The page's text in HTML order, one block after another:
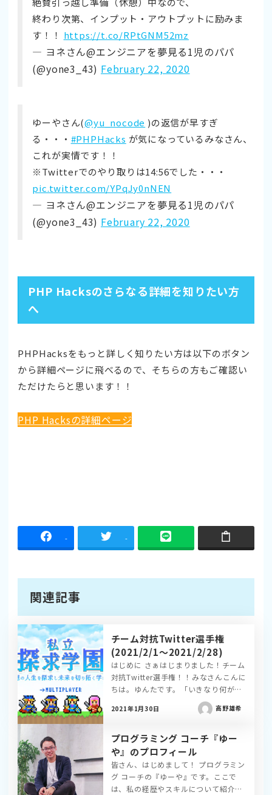
終わり次第、インプット・アウトプットに励みま
す！！ https://t.co/RPtGNM52mz
— ヨネさん@エンジニアを夢見る1児のパパ
(@yone3_43) February 22, 2020
ゆーやさん(@yu_nocode )の返信が早すぎ
る・・・ #PHPHacks が気になっているみなさん、
これが実情です！！
※Twitterでのやり取りは14:56でした・・・
pic.twitter.com/YPqJy0nNEN
— ヨネさん@エンジニアを夢見る1児のパパ
(@yone3_43) February 22, 2020
PHP Hacksのさらなる詳細を知りたい方
へ
PHPHacksをもっと詳しく知りたい方は以下のボタン
から詳細ページに飛べるので、そちらの方もご確認い
ただけたらと思います！！
PHP Hacksの詳細ページ
- -
関連記事
チーム対抗Twitter選手権
(2021/2/1〜2021/2/28)
はじめに さぁはじまりました！チーム
対抗Twitter選手権！！みなさんこんに
ちは。ゆんたです。「いきなり何が始
まったんだ？？」と思っている方が大
半かと思いますが、私立探求学園でチ
と思います。「Twitterなんて全然やっ
てないよ」とか「 […]
高野雄希
2021年1月30日
プログラミング コーチ『ゆー
や』のプロフィール
皆さん、はじめまして！ プログラミン
グ コーチの『ゆーや』です。ここで
は、私の経歴やスキルについて紹介し